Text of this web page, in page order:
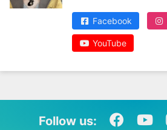
Facebook
YouTube
Follow us: